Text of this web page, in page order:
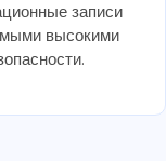
записи
высокими